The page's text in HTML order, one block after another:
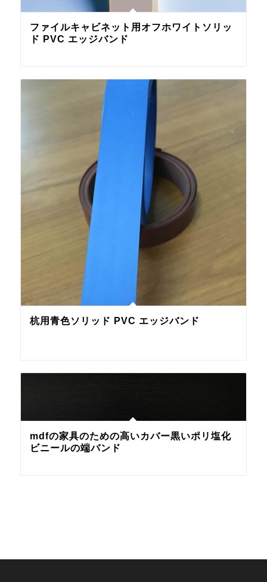
ファイルキャビネット用オフホワイトソリッ
ド PVC エッジバンド
杭用青色ソリッド PVC エッジバンド
mdfの家具のための高いカバー黒いポリ塩化
ビニールの端バンド